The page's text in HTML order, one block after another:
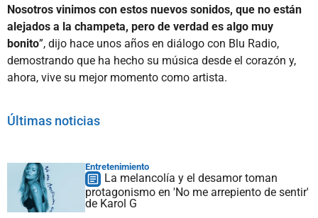
Nosotros vinimos con estos nuevos sonidos, que no están
alejados a la champeta, pero de verdad es algo muy
bonito”, dijo hace unos años en diálogo con Blu Radio,
demostrando que ha hecho su música desde el corazón y,
ahora, vive su mejor momento como artista.
Últimas noticias
Entretenimiento
La melancolía y el desamor toman
protagonismo en 'No me arrepiento de sentir'
de Karol G